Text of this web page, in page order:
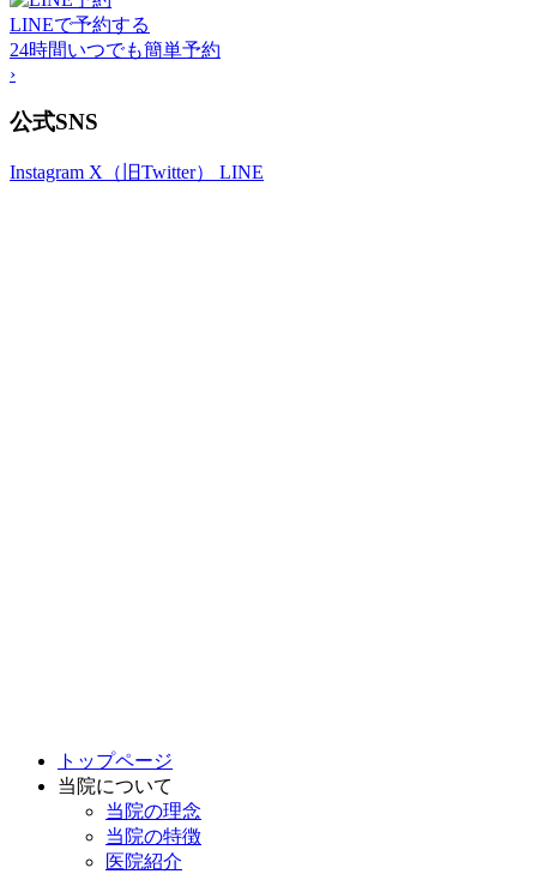
LINEで予約する
24時間いつでも簡単予約
›
公式SNS
Instagram X（旧Twitter） LINE
トップページ
当院について
当院の理念
当院の特徴
医院紹介